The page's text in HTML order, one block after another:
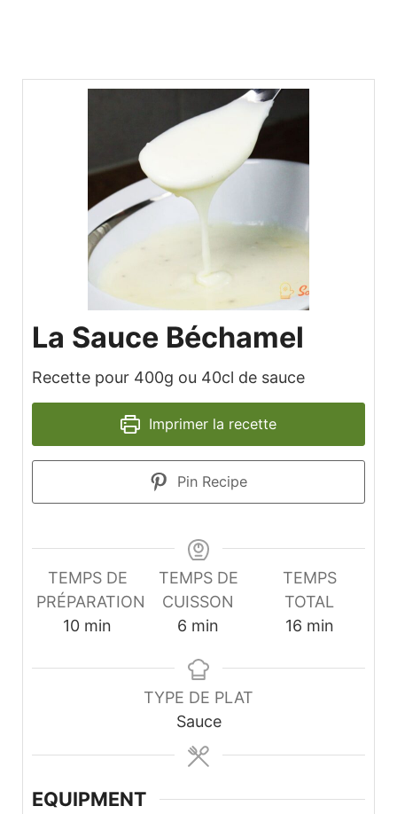
La Sauce Béchamel
Recette pour 400g ou 40cl de sauce
Imprimer la recette
Pin Recipe
TEMPS DE
PRÉPARATION
10minutes
min
TEMPS DE
CUISSON
6 minutes
min
TEMPS
TOTAL
16minutes
min
TYPE DE PLAT
Sauce
EQUIPMENT